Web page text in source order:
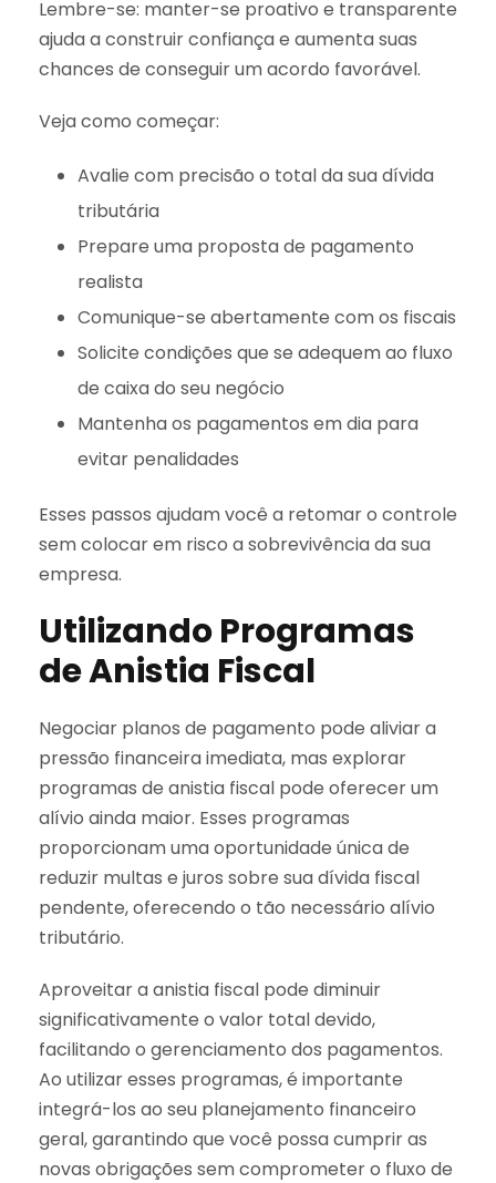
Lembre-se: manter-se proativo e transparente
ajuda a construir confiança e aumenta suas
chances de conseguir um acordo favorável.
Veja como começar:
Avalie com precisão o total da sua dívida
tributária
Prepare uma proposta de pagamento
realista
Comunique-se abertamente com os fiscais
Solicite condições que se adequem ao fluxo
de caixa do seu negócio
Mantenha os pagamentos em dia para
evitar penalidades
Esses passos ajudam você a retomar o controle
sem colocar em risco a sobrevivência da sua
empresa.
Utilizando Programas
de Anistia Fiscal
Negociar planos de pagamento pode aliviar a
pressão financeira imediata, mas explorar
programas de anistia fiscal pode oferecer um
alívio ainda maior. Esses programas
proporcionam uma oportunidade única de
reduzir multas e juros sobre sua dívida fiscal
pendente, oferecendo o tão necessário alívio
tributário.
Aproveitar a anistia fiscal pode diminuir
significativamente o valor total devido,
facilitando o gerenciamento dos pagamentos.
Ao utilizar esses programas, é importante
integrá-los ao seu planejamento financeiro
geral, garantindo que você possa cumprir as
novas obrigações sem comprometer o fluxo de